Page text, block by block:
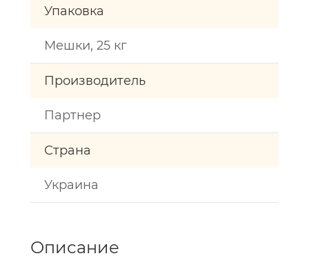
Упаковка
Мешки, 25 кг
Производитель
Партнер
Страна
Украина
Описание